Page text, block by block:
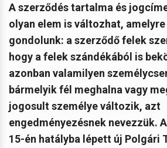
A szerződés tartalma és
olyan elem is változhat,
gondolunk: a szerződő felek
hogy a felek szándékából is
azonban valamilyen
bármelyik fél meghalna vagy
jogosult személye változik, azt
engedményezésnek nevezzük.
15-én hatályba lépett új Polgári